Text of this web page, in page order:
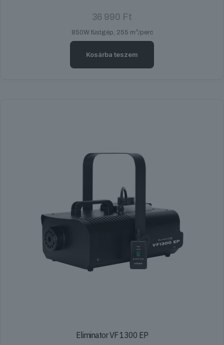
36 990 Ft
850W füstgép, 255 m³/perc
Kosárba teszem
Eliminator VF 1300 EP